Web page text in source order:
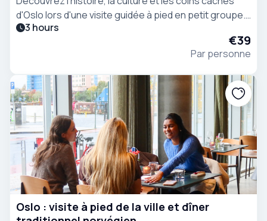
d'Oslo lors d'une visite guidée à pied en petit groupe.
Explorez des sites emblématiques, des points de vue
panoramiques et des anecdotes locales qui donnent
3 hours
€39
Par personne
Oslo : visite à pied de la ville et dîner